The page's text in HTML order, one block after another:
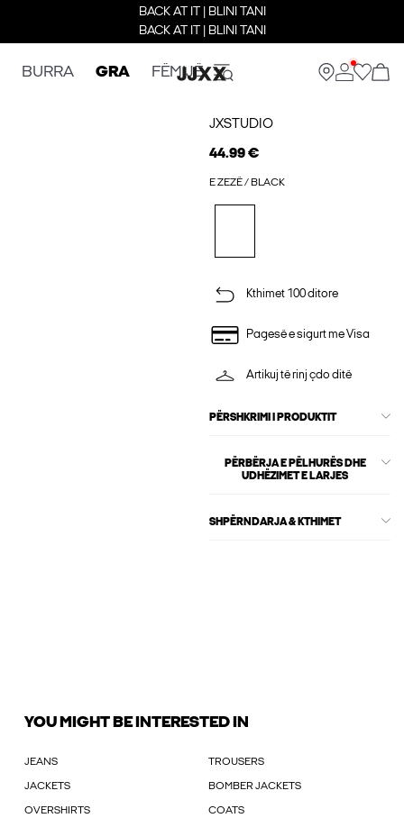
BACK AT IT | BLINI TANI
BACK AT IT | BLINI TANI
BURRA GRA FËMIJË
JXSTUDIO
44.99 €
E ZEZË / BLACK
Kthimet 100 ditore
Pagesë e sigurt me Visa
Artikuj të rinj çdo ditë
PËRSHKRIMI I PRODUKTIT
PËRBËRJA E PËLHURËS DHE
UDHËZIMET E LARJES
SHPËRNDARJA & KTHIMET
YOU MIGHT BE INTERESTED IN
JEANS TROUSERS
JACKETS BOMBER JACKETS
OVERSHIRTS COATS